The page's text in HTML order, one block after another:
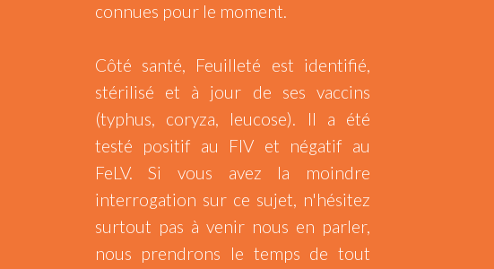
connues pour le moment.
Côté santé, Feuilleté est identifié,
stérilisé et à jour de ses vaccins
(typhus, coryza, leucose). Il a été
testé positif au FIV et négatif au
FeLV. Si vous avez la moindre
interrogation sur ce sujet, n'hésitez
surtout pas à venir nous en parler,
nous prendrons le temps de tout